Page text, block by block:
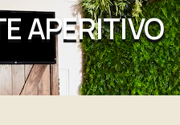
APERITIVO